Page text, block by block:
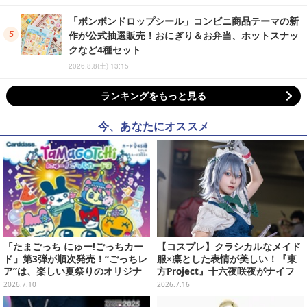
「ボンボンドロップシール」コンビニ商品テーマの新
作が公式抽選販売！おにぎり＆お弁当、ホットスナッ
クなど4種セット
2026.8.8(土) 13:15
ランキングをもっと見る
今、あなたにオススメ
「たまごっち にゅー!ごっちカー
ド」第3弾が順次発売！“ごっちレ
ア”は、楽しい夏祭りのオリジナ
ルアートに
2026.7.10
【コスプレ】クラシカルなメイド
服×凛とした表情が美しい！『東
方Project』十六夜咲夜がナイフ
片手にクールなポージングを魅せ
2026.7.16